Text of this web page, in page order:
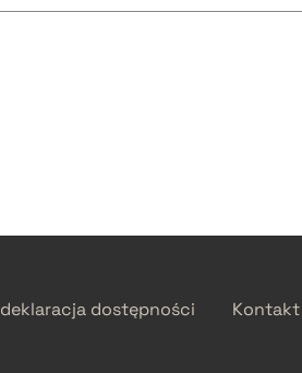
deklaracja dostępności Kontakt